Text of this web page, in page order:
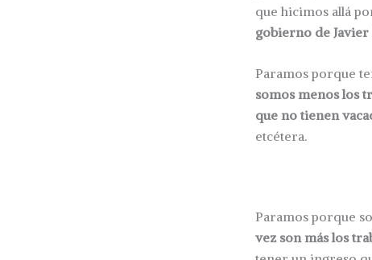
que hicimos allá
gobierno de
Paramos porque
somos menos los
que no tienen
etcétera.
Paramos porque
vez son más los